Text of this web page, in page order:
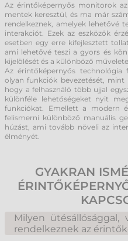
Az érintőképernyős monitorok
mentek keresztül, és ma már
rendelkeznek, amelyek lehetővé
interakciót. Ezek az eszközök
esetben egy erre kifejlesztett
ami lehetővé teszi a gyors és
kijelölését és a különböző
Az érintőképernyős technológia
olyan funkciók bevezetését,
hogy a felhasználó több ujjal
különféle lehetőségeket nyit
funkciókat. Emellett a modern
felismerni különböző manuális
húzást, ami tovább növeli az
élményét.
GYAKRAN
Milyen ütésállósággal,
rendelkeznek az